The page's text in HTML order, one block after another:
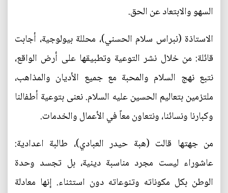
السهو والابتعاد عن الحق.
الاستاذة (نبراس سلام الحسني)، محللة بيولوجية، أجابت
قائلة: من خلال نشر التوعية وتطبيقها على أرض الواقع،
نتبع نهج السلام والمحبة مع جميع الأديان والمذاهب،
ملتزمين بتعاليم الحسين عليه السلام. نعنى بتوعية أطفالنا
وكبارنا ونسائنا، ونتعاون معاً في الأعمال والخدمات.
من جهتها قالت (هبة حيدر العبادي)، طالبة اعدادية:
عاشوراء ليست مجرد مناسبة دينية، بل تجسد وحدة
الوطن بكل مكوناته وتنوعاته دون استثناء. إنها معادلة